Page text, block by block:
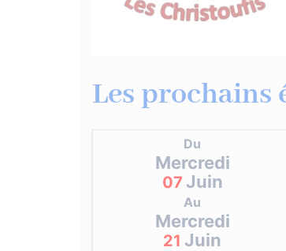
Les prochains
Du
Mercredi
07 Juin
Au
Mercredi
21 Juin